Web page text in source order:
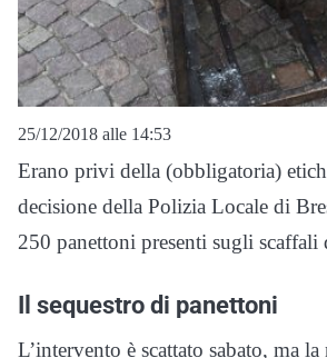
25/12/2018 alle 14:53
Erano privi della (obbligatoria)
decisione della Polizia Locale di
250 panettoni presenti sugli scaffali
Il sequestro di panettoni
L’intervento è scattato sabato, ma la